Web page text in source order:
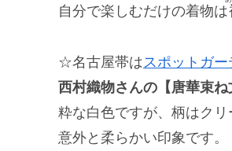
自分で楽しむだけの着物は
☆名古屋帯は スポットガー
西村織物さんの【唐華束ね
粋な白色ですが、柄はク
意外と柔らかい印象です。